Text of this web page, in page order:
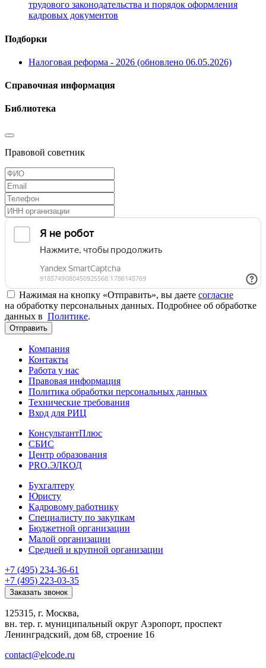
трудового законодательства и порядок оформления
кадровых документов
Подборки
Налоговая реформа - 2026 (обновлено 06.05.2026)
Справочная информация
Библиотека
Правовой советник
Нажимая на кнопку «Отправить», вы даете согласие
на обработку персональных данных. Подробнее об обработке
данных в Политике.
Отправить
Компания
Контакты
Работа у нас
Правовая информация
Политика обработки персональных данных
Технические требования
Вход для РИЦ
КонсультантПлюс
СБИС
Центр образования
PRO.ЭЛКОД
Бухгалтеру
Юристу
Кадровому работнику
Специалисту по закупкам
Бюджетной организации
Малой организации
Средней и крупной организации
+7 (495) 234-36-61
+7 (495) 223-03-35
Заказать звонок
125315, г. Москва,
вн. тер. г. муниципальный округ Аэропорт, проспект
Ленинградский, дом 68, строение 16
contact@elcode.ru